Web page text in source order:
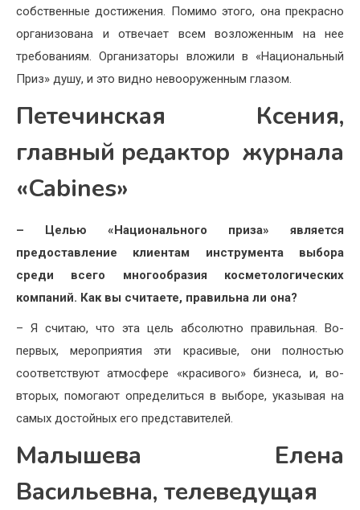
собственные достижения. Помимо этого, она прекрасно
организована и отвечает всем возложенным на нее
требованиям. Организаторы вложили в «Национальный
Приз» душу, и это видно невооруженным глазом.
Петечинская Ксения,
главный редактор журнала
«Cabines»
– Целью «Национального приза» является
предоставление клиентам инструмента выбора
среди всего многообразия косметологических
компаний. Как вы считаете, правильна ли она?
– Я считаю, что эта цель абсолютно правильная. Во-
первых, мероприятия эти красивые, они полностью
соответствуют атмосфере «красивого» бизнеса, и, во-
вторых, помогают определиться в выборе, указывая на
самых достойных его представителей.
Малышева Елена
Васильевна, телеведущая